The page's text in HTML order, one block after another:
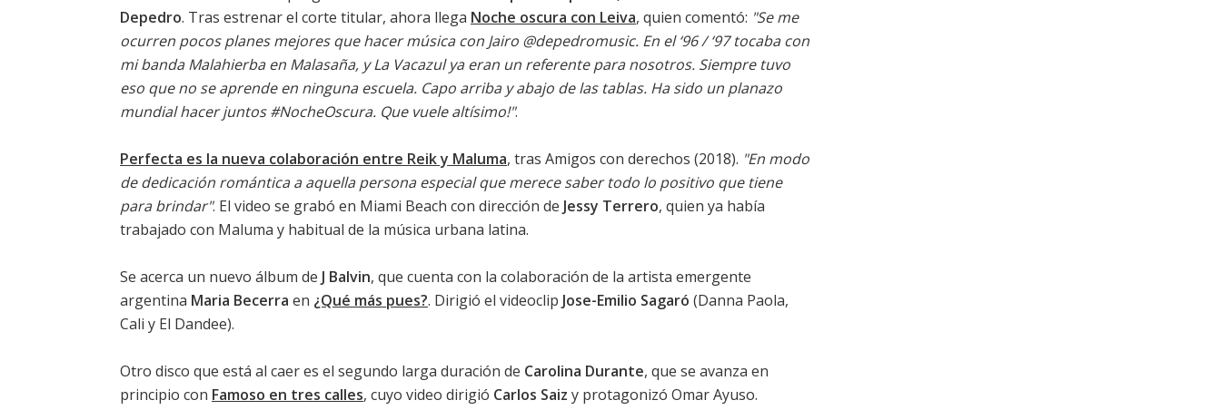
Depedro. Tras estrenar el corte titular, ahora llega Noche oscura con Leiva, quien comentó: "Se me
ocurren pocos planes mejores que hacer música con Jairo @depedromusic. En el ‘96 / ‘97 tocaba con
mi banda Malahierba en Malasaña, y La Vacazul ya eran un referente para nosotros. Siempre tuvo
eso que no se aprende en ninguna escuela. Capo arriba y abajo de las tablas. Ha sido un planazo
mundial hacer juntos #NocheOscura. Que vuele altísimo!".
Perfecta es la nueva colaboración entre Reik y Maluma, tras Amigos con derechos (2018). "En modo
de dedicación romántica a aquella persona especial que merece saber todo lo positivo que tiene
para brindar". El video se grabó en Miami Beach con dirección de Jessy Terrero, quien ya había
trabajado con Maluma y habitual de la música urbana latina.
Se acerca un nuevo álbum de J Balvin, que cuenta con la colaboración de la artista emergente
argentina Maria Becerra en ¿Qué más pues?. Dirigió el videoclip Jose-Emilio Sagaró (Danna Paola,
Cali y El Dandee).
Otro disco que está al caer es el segundo larga duración de Carolina Durante, que se avanza en
principio con Famoso en tres calles, cuyo video dirigió Carlos Saiz y protagonizó Omar Ayuso.